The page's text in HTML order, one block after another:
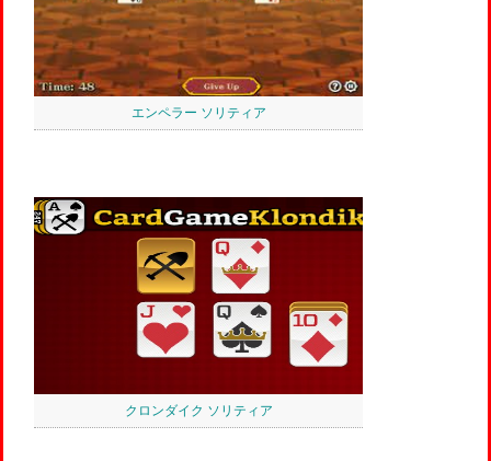
エンペラー ソリティア
クロンダイク ソリティア